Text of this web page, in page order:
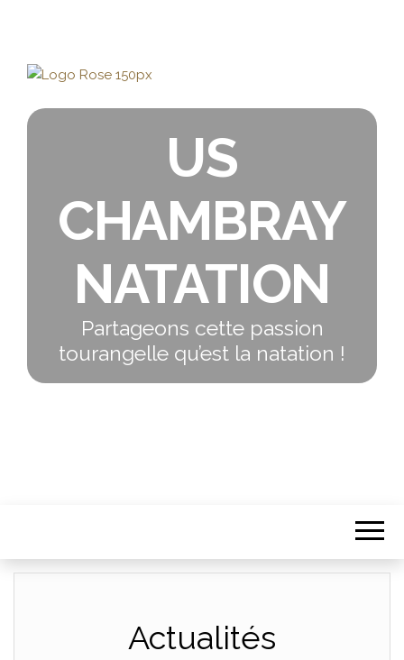
US
CHAMBRAY
NATATION
Partageons cette passion
tourangelle qu’est la natation !
Actualités